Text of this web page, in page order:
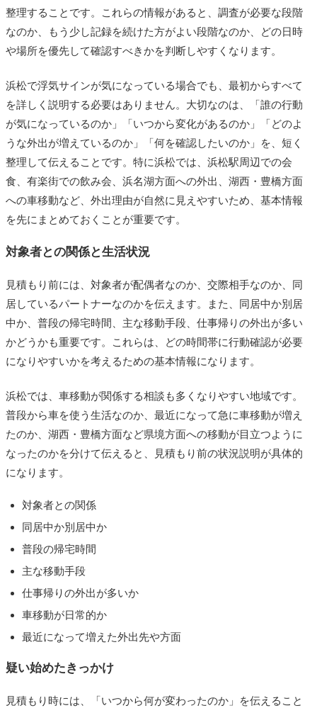
整理することです。これらの情報があると、調査が必要な段階
なのか、もう少し記録を続けた方がよい段階なのか、どの日時
や場所を優先して確認すべきかを判断しやすくなります。
浜松で浮気サインが気になっている場合でも、最初からすべて
を詳しく説明する必要はありません。大切なのは、「誰の行動
が気になっているのか」「いつから変化があるのか」「どのよ
うな外出が増えているのか」「何を確認したいのか」を、短く
整理して伝えることです。特に浜松では、浜松駅周辺での会
食、有楽街での飲み会、浜名湖方面への外出、湖西・豊橋方面
への車移動など、外出理由が自然に見えやすいため、基本情報
を先にまとめておくことが重要です。
対象者との関係と生活状況
見積もり前には、対象者が配偶者なのか、交際相手なのか、同
居しているパートナーなのかを伝えます。また、同居中か別居
中か、普段の帰宅時間、主な移動手段、仕事帰りの外出が多い
かどうかも重要です。これらは、どの時間帯に行動確認が必要
になりやすいかを考えるための基本情報になります。
浜松では、車移動が関係する相談も多くなりやすい地域です。
普段から車を使う生活なのか、最近になって急に車移動が増え
たのか、湖西・豊橋方面など県境方面への移動が目立つように
なったのかを分けて伝えると、見積もり前の状況説明が具体的
になります。
対象者との関係
同居中か別居中か
普段の帰宅時間
主な移動手段
仕事帰りの外出が多いか
車移動が日常的か
最近になって増えた外出先や方面
疑い始めたきっかけ
見積もり時には、「いつから何が変わったのか」を伝えること